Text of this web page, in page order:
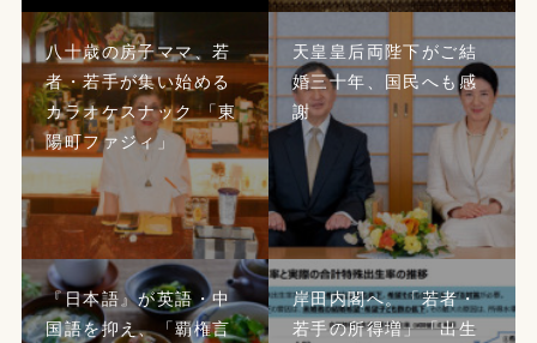
八十歳の房子ママ、若
者・若手が集い始める
カラオケスナック 「東
陽町ファジィ」
天皇皇后両陛下がご結
婚三十年、国民へも感
謝
『日本語』が英語・中
国語を抑え、「覇権言
岸田内閣へ。「若者・
若手の所得増」「出生